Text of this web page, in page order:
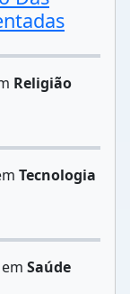
Religião
Tecnologia
Saúde